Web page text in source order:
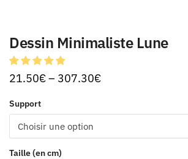
Dessin Minimaliste Lune
21.50€– 307.30€
Support
Taille (en cm)